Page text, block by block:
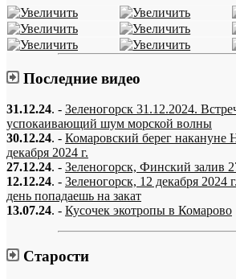
Последние видео
31.12.24. - Зеленогорск 31.12.2024.
успокаивающий шум морской волны
30.12.24. - Комаровский берег накануне
декабря 2024 г.
27.12.24. - Зеленогорск, Финский залив
12.12.24. - Зеленогорск, 12 декабря 2024
день попадаешь на закат
13.07.24. - Кусочек экотропы в Комарово
Старости